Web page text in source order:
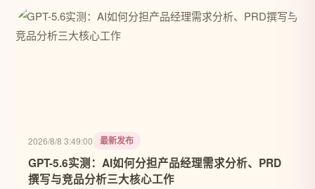
2026/8/8 3:49:00 最新发布
GPT-5.6实测：AI如何分担产品经理需求分析、PRD
撰写与竞品分析三大核心工作